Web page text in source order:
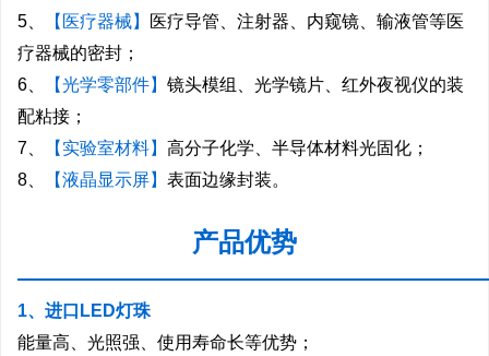
5、
【医疗器械】
医疗导管、注射器、内窥镜、输液管等医
疗器械的密封；
6、
【光学零部件】 镜头模组、光学镜片、红外夜视仪的装
配粘接；
7、
【实验室材料】 高分子化学、半导体材料光固化；
8、
【液晶显示屏】 表面边缘封装。
产品优势
1、进口LED灯珠
能量高、光照强、使用寿命长等优势；